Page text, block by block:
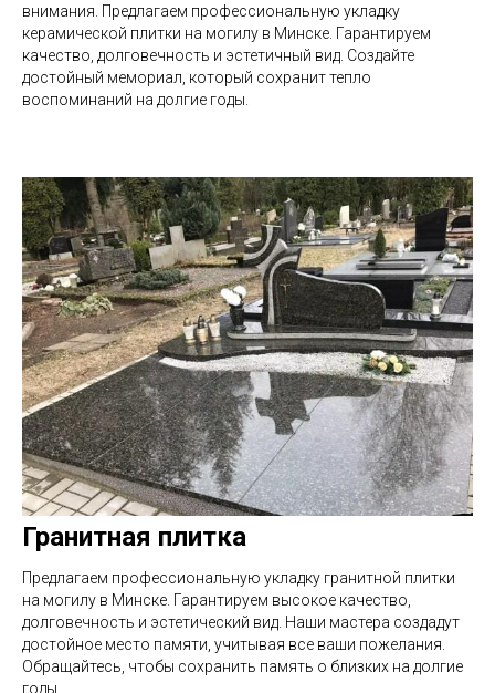
внимания. Предлагаем профессиональную укладку
керамической плитки на могилу в Минске. Гарантируем
качество, долговечность и эстетичный вид. Создайте
достойный мемориал, который сохранит тепло
воспоминаний на долгие годы.
Гранитная плитка
Предлагаем профессиональную укладку гранитной плитки
на могилу в Минске. Гарантируем высокое качество,
долговечность и эстетический вид. Наши мастера создадут
достойное место памяти, учитывая все ваши пожелания.
Обращайтесь, чтобы сохранить память о близких на долгие
годы.